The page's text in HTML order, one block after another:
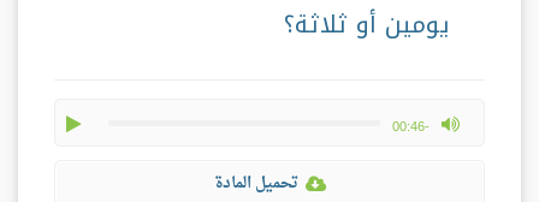
يومين أو ثلاثة؟
-00:46
max volume
تحميل المادة